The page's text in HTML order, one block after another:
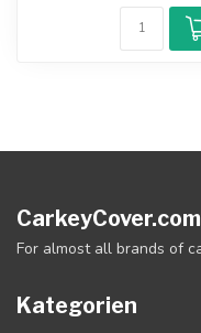
CarkeyCover.com
For almost all brands of
Kategorien